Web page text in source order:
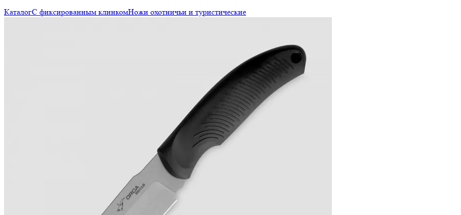
КаталогС фиксированным клинкомНожи охотничьи и туристические